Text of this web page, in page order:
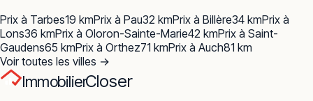
Prix à Tarbes19 kmPrix à Pau32 kmPrix à Billère34 kmPrix à
Lons36 kmPrix à Oloron-Sainte-Marie42 kmPrix à Saint-
Gaudens65 kmPrix à Orthez71 kmPrix à Auch81 km
Voir toutes les villes →
ImmobilierCloser